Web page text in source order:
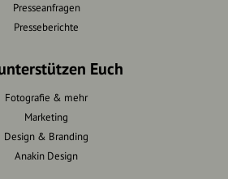
Presseanfragen
Presseberichte
Euch
Fotografie & mehr
Marketing
Design & Branding
Anakin Design